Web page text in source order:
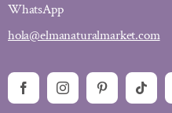
WhatsApp
hola@elmanaturalmarket.com